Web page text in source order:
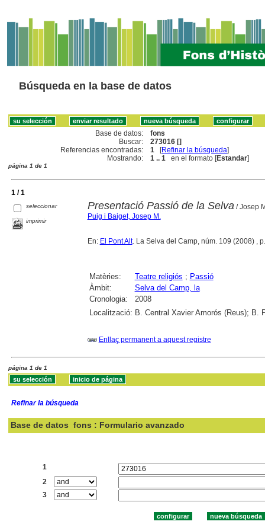
Búsqueda en la base de datos
Base de datos:
fons
Buscar:
273016 []
Referencias encontradas:
1 [Refinar la búsqueda]
Mostrando:
1 .. 1 en el formato [Estandar]
página 1 de 1
1 / 1
seleccionar
imprimir
Presentació Passió de la Selva/ Josep
Puig i Baiget, Josep M.
En: El Pont Alt. La Selva del Camp, núm. 109 (2008) ,
Matèries: Teatre religiós ; Passió
Àmbit:
Selva del Camp, la
Cronologia:
2008
Localització: B. Central Xavier Amorós (Reus); B.
Enllaç permanent a aquest registre
página 1 de 1
Refinar la búsqueda
Base de datos fons : Formulario avanzado
1
2
3